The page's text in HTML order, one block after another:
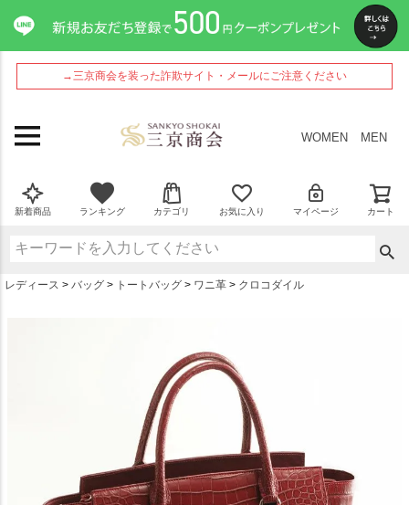
→三京商会を装った詐欺サイト・メールにご注意ください
WOMEN MEN
新着商品 ランキング カテゴリ お気に入り マイページ カート
レディース バッグ トートバッグ ワニ革 クロコダイル
ペー
ジト
ップ
へ